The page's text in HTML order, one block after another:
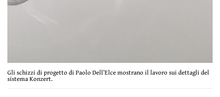
Gli schizzi di progetto di Paolo Dell’Elce mostrano il lavoro sui dettagli del
sistema Konzert.